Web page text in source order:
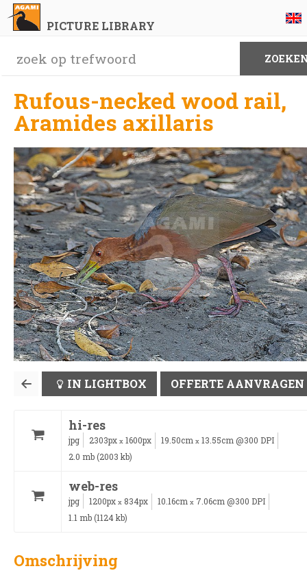
PICTURE LIBRARY
Rufous-necked wood rail,
Aramides axillaris
IN LIGHTBOX OFFERTE AANVRAGEN
hi-res
jpg 2303px x 1600px 19.50cm x 13.55cm @300 DPI
2.0 mb (2003 kb)
web-res
jpg 1200px x 834px 10.16cm x 7.06cm @300 DPI
1.1 mb (1124 kb)
Omschrijving